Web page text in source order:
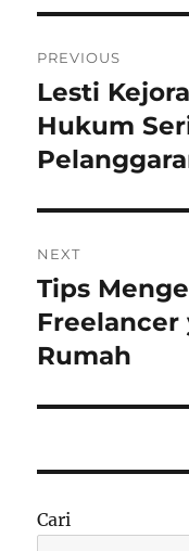
pos
PREVIOUS
Previous
post:
Lesti
Hukum
NEXT
Next
post:
Tips
Freelancer
Rumah
Cari